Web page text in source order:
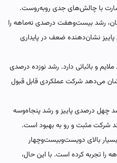
با چالش‌های جدی روبه‌روست.
۸۰۴ میلیارد تومان، رشد بیست‌وهفت درصدی نه‌ماهه را
نشان‌دهنده ضعف در پایداری
رشد ملایم و باثباتی دارد. رشد نوزده درصدی
می‌دهد شرکت عملکردی قابل قبول
رشد چهل درصدی پاییز و رشد پنجاه‌وسه
شرکت مثبت و رو به بهبود است.
رشد بسیار بالای دویست‌وبیست‌وچهار
را تجربه کرده است. با این حال،